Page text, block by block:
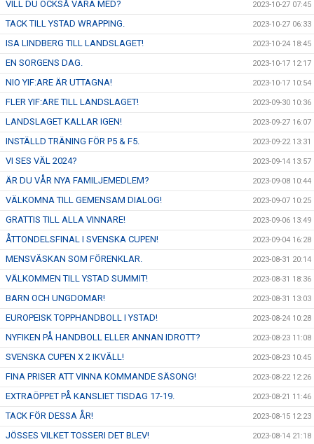
VILL DU OCKSÅ VARA MED? 2023-10-27 07:45
TACK TILL YSTAD WRAPPING. 2023-10-27 06:33
ISA LINDBERG TILL LANDSLAGET! 2023-10-24 18:45
EN SORGENS DAG. 2023-10-17 12:17
NIO YIF:ARE ÄR UTTAGNA! 2023-10-17 10:54
FLER YIF:ARE TILL LANDSLAGET! 2023-09-30 10:36
LANDSLAGET KALLAR IGEN! 2023-09-27 16:07
INSTÄLLD TRÄNING FÖR P5 & F5. 2023-09-22 13:31
VI SES VÄL 2024? 2023-09-14 13:57
ÄR DU VÅR NYA FAMILJEMEDLEM? 2023-09-08 10:44
VÄLKOMNA TILL GEMENSAM DIALOG! 2023-09-07 10:25
GRATTIS TILL ALLA VINNARE! 2023-09-06 13:49
ÅTTONDELSFINAL I SVENSKA CUPEN! 2023-09-04 16:28
MENSVÄSKAN SOM FÖRENKLAR. 2023-08-31 20:14
VÄLKOMMEN TILL YSTAD SUMMIT! 2023-08-31 18:36
BARN OCH UNGDOMAR! 2023-08-31 13:03
EUROPEISK TOPPHANDBOLL I YSTAD! 2023-08-24 10:28
NYFIKEN PÅ HANDBOLL ELLER ANNAN IDROTT? 2023-08-23 11:08
SVENSKA CUPEN X 2 IKVÄLL! 2023-08-23 10:45
FINA PRISER ATT VINNA KOMMANDE SÄSONG! 2023-08-22 12:26
EXTRAÖPPET PÅ KANSLIET TISDAG 17-19. 2023-08-21 11:46
TACK FÖR DESSA ÅR! 2023-08-15 12:23
JÖSSES VILKET TOSSERI DET BLEV! 2023-08-14 21:18